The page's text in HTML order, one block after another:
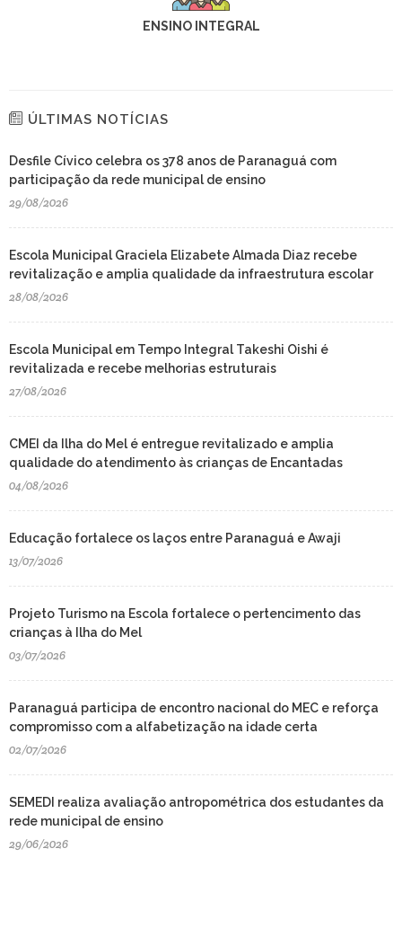
ENSINO INTEGRAL
ÚLTIMAS NOTÍCIAS
Desfile Cívico celebra os 378 anos de Paranaguá com
participação da rede municipal de ensino
29/08/2026
Escola Municipal Graciela Elizabete Almada Diaz recebe
revitalização e amplia qualidade da infraestrutura escolar
28/08/2026
Escola Municipal em Tempo Integral Takeshi Oishi é
revitalizada e recebe melhorias estruturais
27/08/2026
CMEI da Ilha do Mel é entregue revitalizado e amplia
qualidade do atendimento às crianças de Encantadas
04/08/2026
Educação fortalece os laços entre Paranaguá e Awaji
13/07/2026
Projeto Turismo na Escola fortalece o pertencimento das
crianças à Ilha do Mel
03/07/2026
Paranaguá participa de encontro nacional do MEC e reforça
compromisso com a alfabetização na idade certa
02/07/2026
SEMEDI realiza avaliação antropométrica dos estudantes da
rede municipal de ensino
29/06/2026